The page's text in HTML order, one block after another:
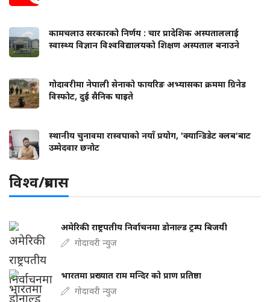
कामचलाउ सरकारको निर्णय : चार प्रादेशिक अस्पताललाई
स्वास्थ्य विज्ञान विश्वविद्यालयको शिक्षण अस्पताल बनाउने
गोदावरीमा नेपाली सेनाको फायरिङ अभ्यासका क्रममा ग्रिनेड
विस्फोट, दुई सैनिक घाइते
स्थानीय चुनावमा रास्वपाको नयाँ प्रयोग, 'क्यान्डिडेट क्लब'बाट
उम्मेदवार छनोट
विश्व/प्रबास
अमेरिकी राष्ट्रपतीय निर्वाचनमा डोनाल्ड ट्रम्प बिजयी
गोदावरी न्युज
भारतमा प्रख्यात राम मन्दिर को प्राण प्रतिष्ठा
गोदावरी न्युज